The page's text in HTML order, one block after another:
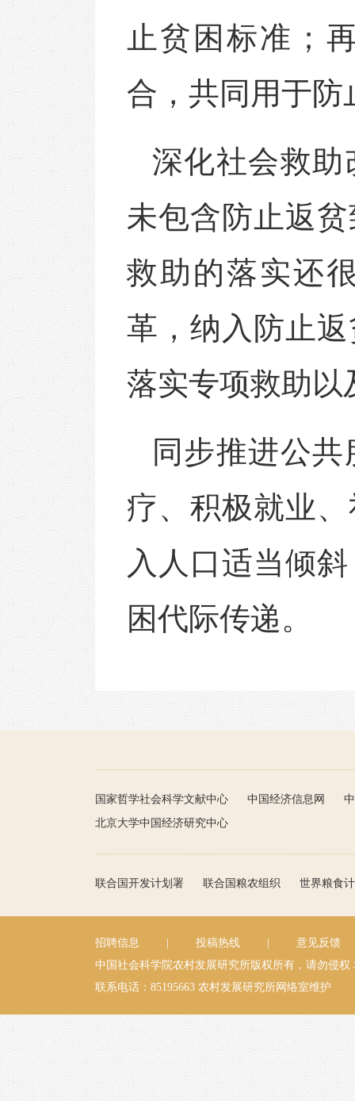
止贫困标准；
合，共同用于
深化社会救助
未包含防止返
救助的落实还
革，纳入防止
落实专项救助以
同步推进公
疗、积极就业
入人口适当倾
困代际传递。
国家哲学社会科学文献中心 中国经济信息网
北京大学中国经济研究中心
联合国开发计划署 联合国粮农组织 世界粮食
招聘信息 投稿热线
意见反馈
中国社会科学院农村发展研究所版权所有，请勿侵权
联系电话：85195663 农村发展研究所网络室维护